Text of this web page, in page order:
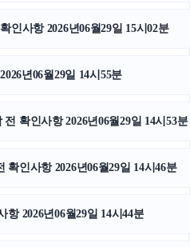
인사항 2026년06월29일 15시02분
년06월29일 14시55분
확인사항 2026년06월29일 14시53분
확인사항 2026년06월29일 14시46분
2026년06월29일 14시44분